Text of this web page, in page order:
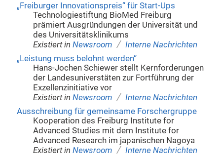
„Freiburger Innovationspreis“ für Start-Ups
Technologiestiftung BioMed Freiburg
prämiert Ausgründungen der Universität und
des Universitätsklinikums
Existiert in Newsroom / Interne Nachrichten
„Leistung muss belohnt werden“
Hans-Jochen Schiewer stellt Kernforderungen
der Landesuniverstäten zur Fortführung der
Exzellenzinitiative vor
Existiert in Newsroom / Interne Nachrichten
Ausschreibung für gemeinsame Forschergruppe
Kooperation des Freiburg Institute for
Advanced Studies mit dem Institute for
Advanced Research im japanischen Nagoya
Existiert in Newsroom / Interne Nachrichten